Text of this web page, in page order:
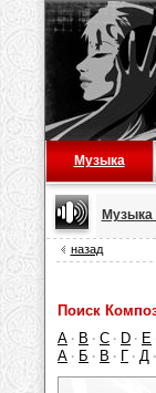
Музыка
Музыка
назад
Поиск
A · B · C · D · E
А · Б · В · Г · Д ·